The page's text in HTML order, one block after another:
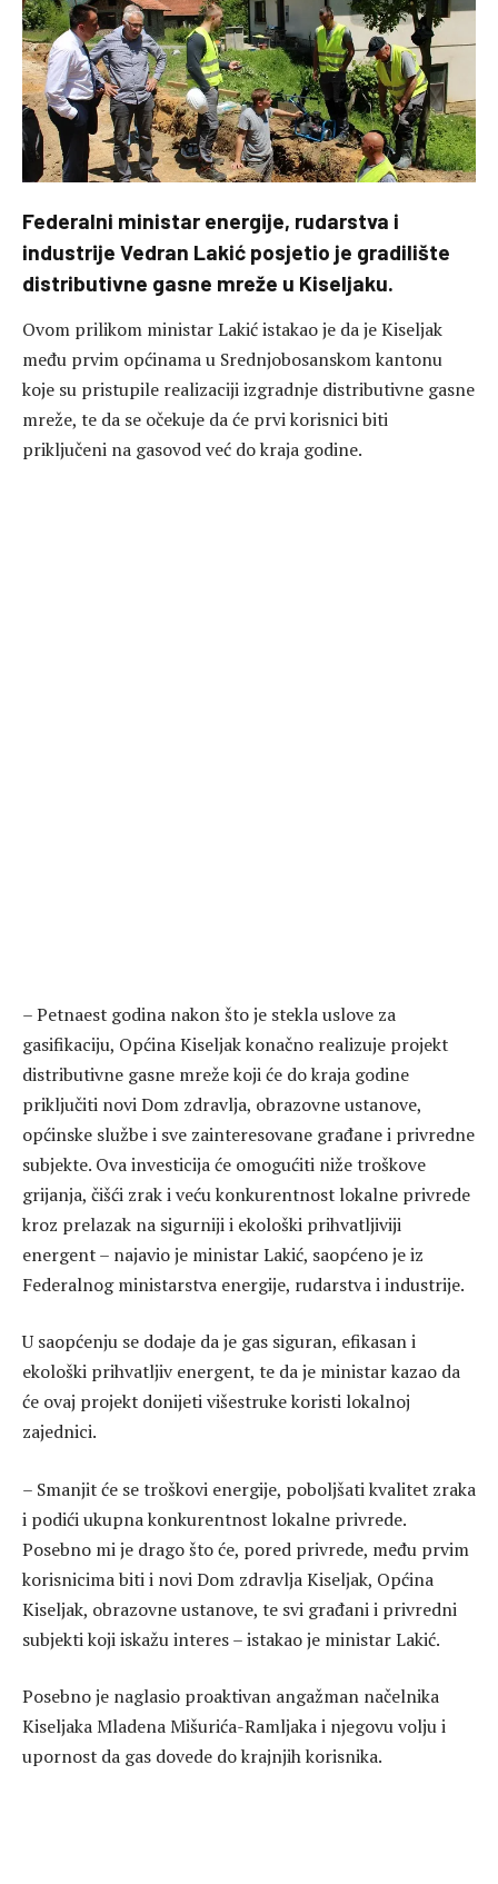
Federalni ministar energije, rudarstva i
industrije Vedran Lakić posjetio je gradilište
distributivne gasne mreže u Kiseljaku.
Ovom prilikom ministar Lakić istakao je da je Kiseljak
među prvim općinama u Srednjobosanskom kantonu
koje su pristupile realizaciji izgradnje distributivne gasne
mreže, te da se očekuje da će prvi korisnici biti
priključeni na gasovod već do kraja godine.
– Petnaest godina nakon što je stekla uslove za
gasifikaciju, Općina Kiseljak konačno realizuje projekt
distributivne gasne mreže koji će do kraja godine
priključiti novi Dom zdravlja, obrazovne ustanove,
općinske službe i sve zainteresovane građane i privredne
subjekte. Ova investicija će omogućiti niže troškove
grijanja, čišći zrak i veću konkurentnost lokalne privrede
kroz prelazak na sigurniji i ekološki prihvatljiviji
energent – najavio je ministar Lakić, saopćeno je iz
Federalnog ministarstva energije, rudarstva i industrije.
U saopćenju se dodaje da je gas siguran, efikasan i
ekološki prihvatljiv energent, te da je ministar kazao da
će ovaj projekt donijeti višestruke koristi lokalnoj
zajednici.
– Smanjit će se troškovi energije, poboljšati kvalitet zraka
i podići ukupna konkurentnost lokalne privrede.
Posebno mi je drago što će, pored privrede, među prvim
korisnicima biti i novi Dom zdravlja Kiseljak, Općina
Kiseljak, obrazovne ustanove, te svi građani i privredni
subjekti koji iskažu interes – istakao je ministar Lakić.
Posebno je naglasio proaktivan angažman načelnika
Kiseljaka Mladena Mišurića-Ramljaka i njegovu volju i
upornost da gas dovede do krajnjih korisnika.